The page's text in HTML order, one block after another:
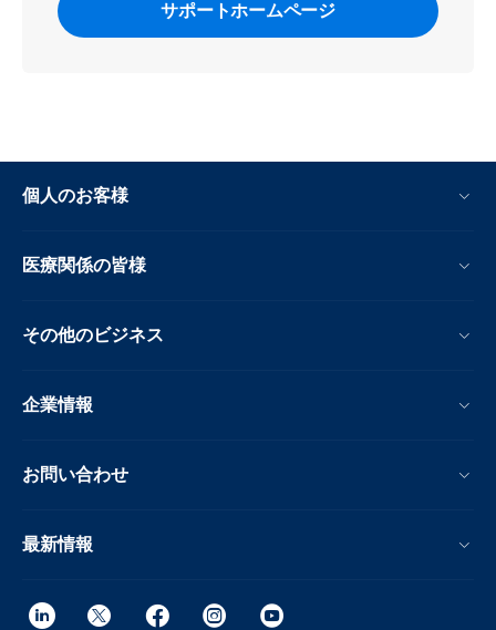
サポートホームページ
個人のお客様
医療関係の皆様
その他のビジネス
企業情報
お問い合わせ
最新情報